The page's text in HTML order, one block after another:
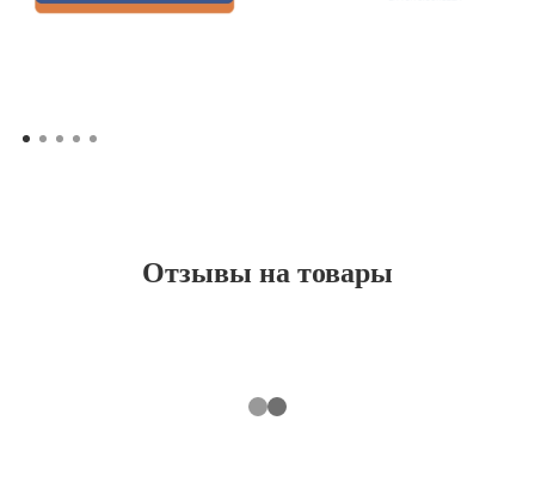
Отзывы на товары